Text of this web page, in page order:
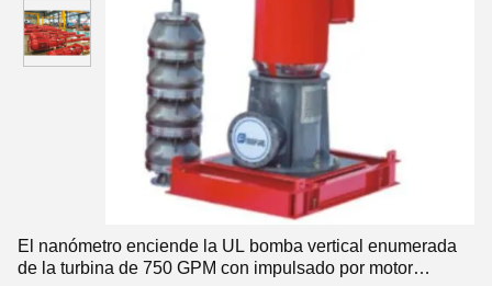
El nanómetro enciende la UL bomba vertical enumerada
de la turbina de 750 GPM con impulsado por motor